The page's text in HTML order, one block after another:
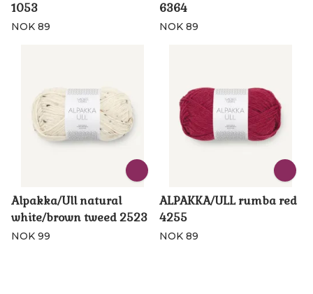
1053
NOK 89
6364
NOK 89
Alpakka/Ull natural
white/brown tweed 2523
NOK 99
ALPAKKA/ULL rumba red
4255
NOK 89